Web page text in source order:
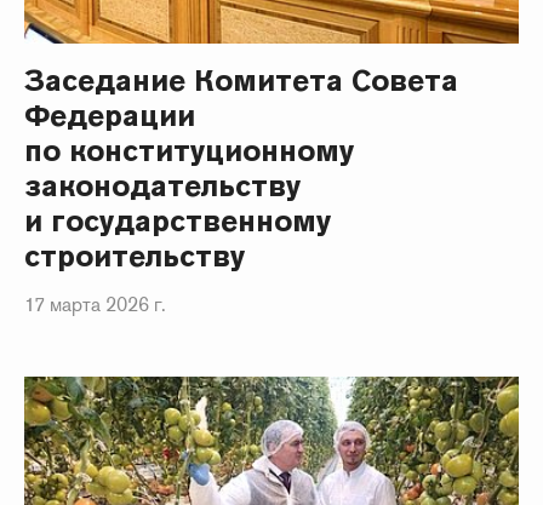
Заседание Комитета Совета
Федерации
по конституционному
законодательству
и государственному
строительству
17 марта 2026 г.